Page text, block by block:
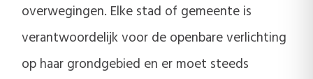
overwegingen. Elke stad of gemeente is
verantwoordelijk voor de openbare verlichting
op haar grondgebied en er moet steeds